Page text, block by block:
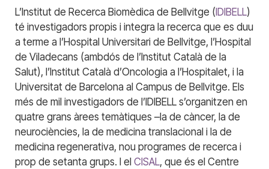
L’Institut de Recerca Biomèdica de Bellvitge ( IDIBELL)
té investigadors propis i integra la recerca que es duu
a terme a l’Hospital Universitari de Bellvitge, l’Hospital
de Viladecans (ambdós de l’Institut Català de la
Salut), l’Institut Català d’Oncologia a l’Hospitalet, i la
Universitat de Barcelona al Campus de Bellvitge. Els
més de mil investigadors de l’IDIBELL s’organitzen en
quatre grans àrees temàtiques –la de càncer, la de
neurociències, la de medicina translacional i la de
medicina regenerativa, nou programes de recerca i
prop de setanta grups. I el CISAL, que és el Centre